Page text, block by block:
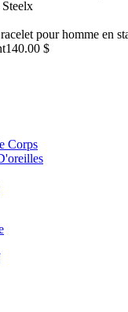
pour homme en
140.00 $
Corps